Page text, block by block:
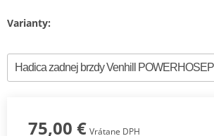
Varianty:
75,00 € Vrátane DPH